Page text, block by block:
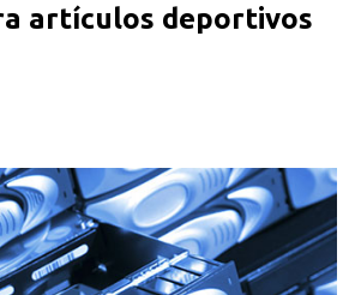
artículos deportivos